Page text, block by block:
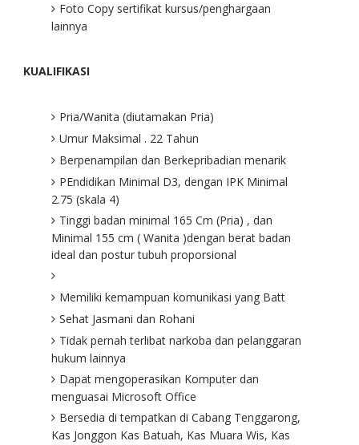
Foto Copy sertifikat kursus/penghargaan
lainnya
KUALIFIKASI
Pria/Wanita (diutamakan Pria)
Umur Maksimal . 22 Tahun
Berpenampilan dan Berkepribadian menarik
PEndidikan Minimal D3, dengan IPK Minimal
2.75 (skala 4)
Tinggi badan minimal 165 Cm (Pria) , dan
Minimal 155 cm ( Wanita )dengan berat badan
ideal dan postur tubuh proporsional
Memiliki kemampuan komunikasi yang Batt
Sehat Jasmani dan Rohani
Tidak pernah terlibat narkoba dan pelanggaran
hukum lainnya
Dapat mengoperasikan Komputer dan
menguasai Microsoft Office
Bersedia di tempatkan di Cabang Tenggarong,
Kas Jonggon Kas Batuah, Kas Muara Wis, Kas